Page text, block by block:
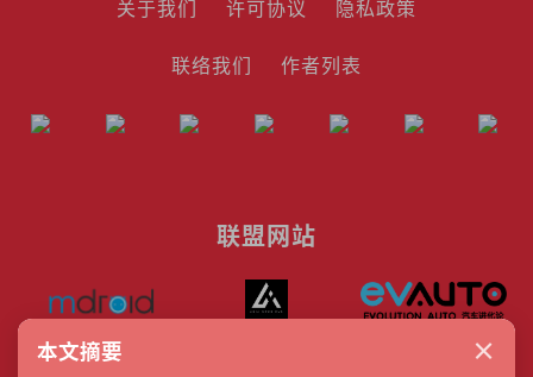
关于我们 许可协议
隐私政策
联络我们
作者列表
联盟网站
本文摘要 ×